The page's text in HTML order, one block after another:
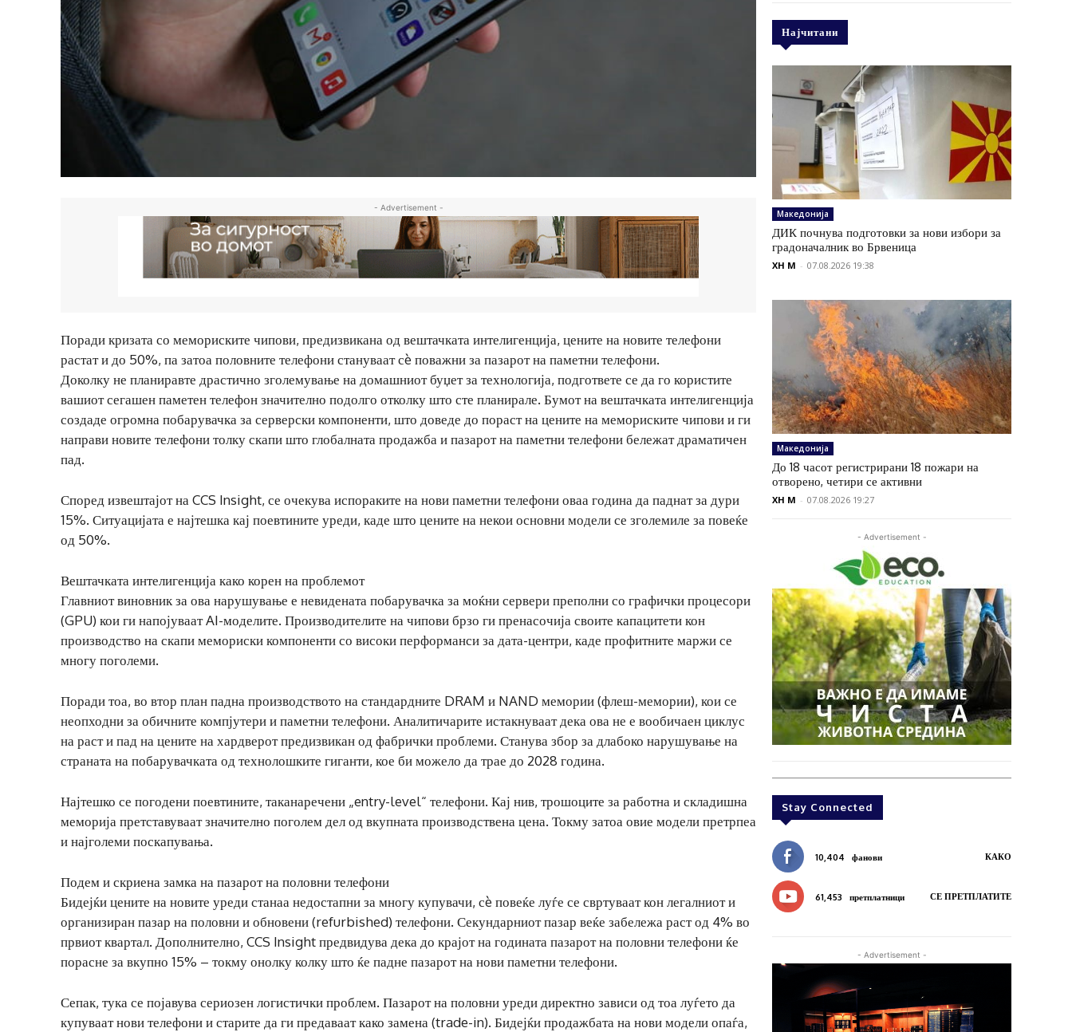
- Advertisement -
Поради кризата со мемориските чипови, предизвикана од вештачката интелигенција, цените на новите телефони
растат и до 50%, па затоа половните телефони стануваат сè поважни за пазарот на паметни телефони.
Доколку не планиравте драстично зголемување на домашниот буџет за технологија, подгответе се да го користите
вашиот сегашен паметен телефон значително подолго отколку што сте планирале. Бумот на вештачката интелигенција
создаде огромна побарувачка за серверски компоненти, што доведе до пораст на цените на мемориските чипови и ги
направи новите телефони толку скапи што глобалната продажба и пазарот на паметни телефони бележат драматичен
пад.
Според извештајот на CCS Insight, се очекува испораките на нови паметни телефони оваа година да паднат за дури
15%. Ситуацијата е најтешка кај поевтините уреди, каде што цените на некои основни модели се зголемиле за повеќе
од 50%.
Вештачката интелигенција како корен на проблемот
Главниот виновник за ова нарушување е невидената побарувачка за моќни сервери преполни со графички процесори
(GPU) кои ги напојуваат AI-моделите. Производителите на чипови брзо ги пренасочија своите капацитети кон
производство на скапи мемориски компоненти со високи перформанси за дата-центри, каде профитните маржи се
многу поголеми.
Поради тоа, во втор план падна производството на стандардните DRAM и NAND мемории (флеш-мемории), кои се
неопходни за обичните компјутери и паметни телефони. Аналитичарите истакнуваат дека ова не е вообичаен циклус
на раст и пад на цените на хардверот предизвикан од фабрички проблеми. Станува збор за длабоко нарушување на
страната на побарувачката од технолошките гиганти, кое би можело да трае до 2028 година.
Најтешко се погодени поевтините, таканаречени „entry-level“ телефони. Кај нив, трошоците за работна и складишна
меморија претставуваат значително поголем дел од вкупната производствена цена. Токму затоа овие модели претрпеа
и најголеми поскапувања.
Подем и скриена замка на пазарот на половни телефони
Бидејќи цените на новите уреди станаа недостапни за многу купувачи, сè повеќе луѓе се свртуваат кон легалниот и
организиран пазар на половни и обновени (refurbished) телефони. Секундарниот пазар веќе забележа раст од 4% во
првиот квартал. Дополнително, CCS Insight предвидува дека до крајот на годината пазарот на половни телефони ќе
порасне за вкупно 15% – токму онолку колку што ќе падне пазарот на нови паметни телефони.
Сепак, тука се појавува сериозен логистички проблем. Пазарот на половни уреди директно зависи од тоа луѓето да
купуваат нови телефони и старите да ги предаваат како замена (trade-in). Бидејќи продажбата на нови модели опаѓа,
Најчитани
Македонија
ДИК почнува подготовки за нови избори за
градоначалник во Брвеница
XH M - 07.08.2026 19:38
Македонија
До 18 часот регистрирани 18 пожари на
отворено, четири се активни
XH M - 07.08.2026 19:27
- Advertisement -
Stay Connected
10,404 фанови КАКО
61,453 претплатници СЕ ПРЕТПЛАТИТЕ
- Advertisement -